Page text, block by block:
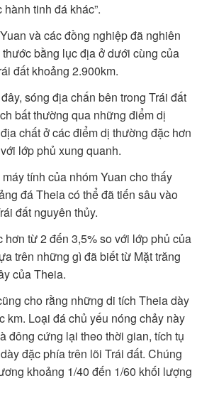
tinh đá khác”.
và các đồng nghiệp đã nghiên
bằng lục địa ở dưới cùng của
đất khoảng 2.900km.
sóng địa chấn bên trong Trái đất
bất thường qua những điểm dị
chất ở các điểm dị thường đặc hơn
lớp phủ xung quanh.
tính của nhóm Yuan cho thấy
đá Theia có thể đã tiến sâu vào
đất nguyên thủy.
hơn từ 2 đến 3,5% so với lớp phủ của
trên những gì đã biết từ Mặt trăng
của Theia.
cho rằng những di tích Theia dày
km. Loại đá chủ yếu nóng chảy này
đông cứng lại theo thời gian, tích tụ
đặc phía trên lõi Trái đất. Chúng
khoảng 1/40 đến 1/60 khối lượng